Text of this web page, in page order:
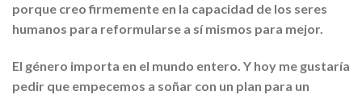
porque creo firmemente en la capacidad de los seres
humanos para reformularse a sí mismos para mejor.
El género importa en el mundo entero. Y hoy me gustaría
pedir que empecemos a soñar con un plan para un